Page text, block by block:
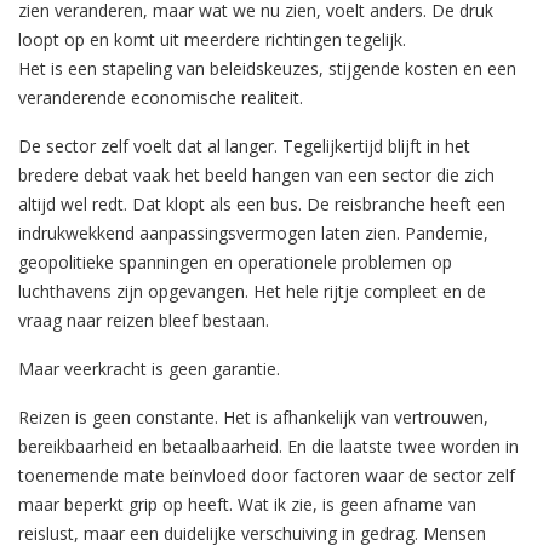
zien veranderen, maar wat we nu zien, voelt anders. De druk
loopt op en komt uit meerdere richtingen tegelijk.
Het is een stapeling van beleidskeuzes, stijgende kosten en een
veranderende economische realiteit.
De sector zelf voelt dat al langer. Tegelijkertijd blijft in het
bredere debat vaak het beeld hangen van een sector die zich
altijd wel redt. Dat klopt als een bus. De reisbranche heeft een
indrukwekkend aanpassingsvermogen laten zien. Pandemie,
geopolitieke spanningen en operationele problemen op
luchthavens zijn opgevangen. Het hele rijtje compleet en de
vraag naar reizen bleef bestaan.
Maar veerkracht is geen garantie.
Reizen is geen constante. Het is afhankelijk van vertrouwen,
bereikbaarheid en betaalbaarheid. En die laatste twee worden in
toenemende mate beïnvloed door factoren waar de sector zelf
maar beperkt grip op heeft. Wat ik zie, is geen afname van
reislust, maar een duidelijke verschuiving in gedrag. Mensen